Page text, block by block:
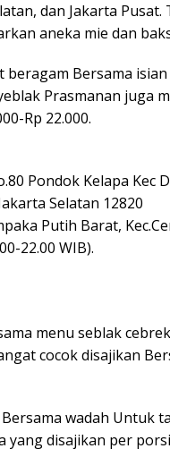
dan Jakarta
aneka mie dan
Bersama
Prasmanan juga
Rp 22.000.
Pondok Kelapa
Selatan 12820
Putih Barat,
22.00 WIB).
menu seblak
cocok disajikan
wadah Untuk
yang disajikan per